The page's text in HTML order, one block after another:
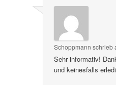
Schoppmann schrieb
Sehr informativ!
und keinesfalls